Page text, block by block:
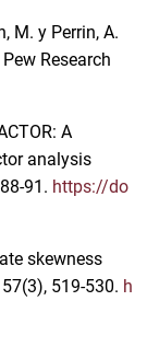
M. y Perrin, A.
Research
A
analysis
91. https://do
skewness
519-530. h